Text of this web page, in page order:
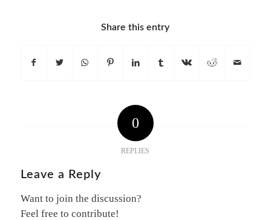
Share this entry
0
REPLIES
Leave a Reply
Want to join the discussion?
Feel free to contribute!